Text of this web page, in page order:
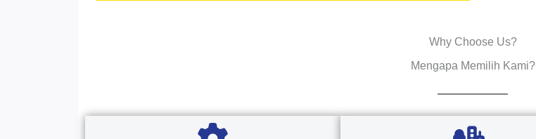
Why Choose Us?
Mengapa Memilih Kami?